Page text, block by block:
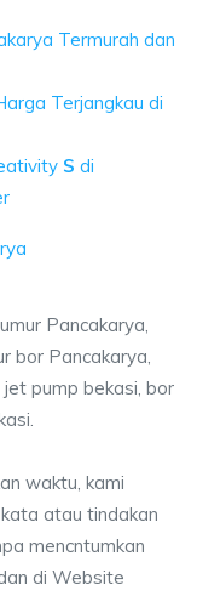
Termurah dan
Terjangkau di
S di
Pancakarya,
bor Pancakarya,
pump bekasi, bor
waktu, kami
atau tindakan
mencntumkan
di Website